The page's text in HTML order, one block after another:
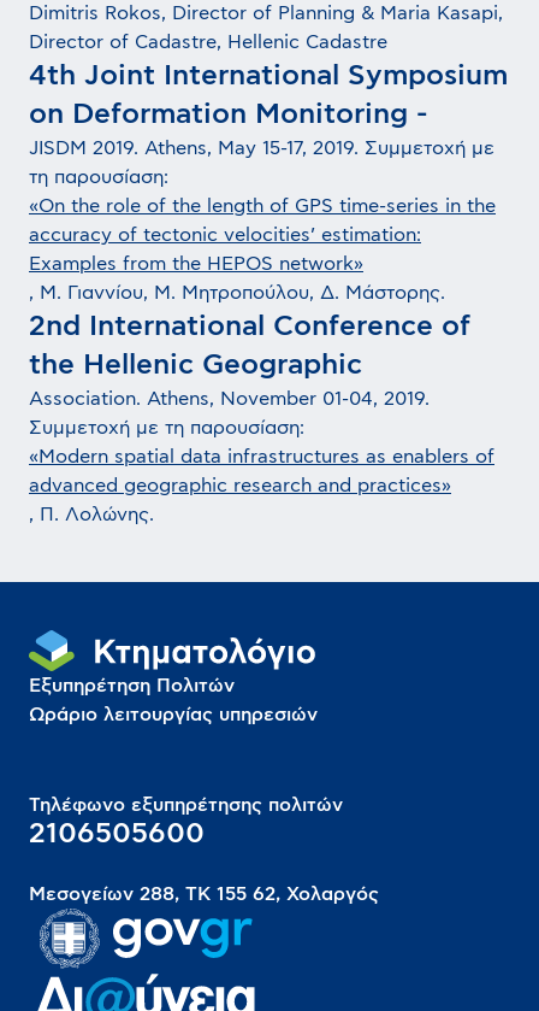
Dimitris Rokos, Director of Planning & Maria Kasapi,
Director of Cadastre, Hellenic Cadastre
4th Joint International Symposium
on Deformation Monitoring -
JISDM 2019. Athens, May 15-17, 2019. Συμμετοχή με
τη παρουσίαση:
«On the role of the length of GPS time-series in the
accuracy of tectonic velocities’ estimation:
Examples from the HEPOS network»
, Μ. Γιαννίου, Μ. Μητροπούλου, Δ. Μάστορης.
2nd International Conference of
the Hellenic Geographic
Association. Athens, November 01-04, 2019.
Συμμετοχή με τη παρουσίαση:
«Modern spatial data infrastructures as enablers of
advanced geographic research and practices»
, Π. Λολώνης.
Εξυπηρέτηση Πολιτών
Ωράριο λειτουργίας υπηρεσιών
Τηλέφωνο εξυπηρέτησης πολιτών
2106505600
Μεσογείων 288, ΤΚ 155 62, Χολαργός